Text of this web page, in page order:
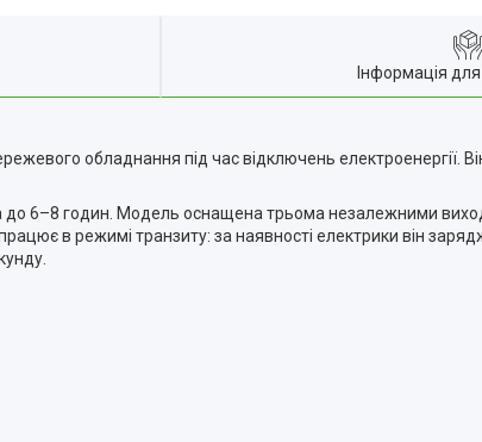
Інформація
обладнання під час відключень електроенергії.
до 6–8 годин. Модель оснащена трьома незалежними
в режимі транзиту: за наявності електрики він